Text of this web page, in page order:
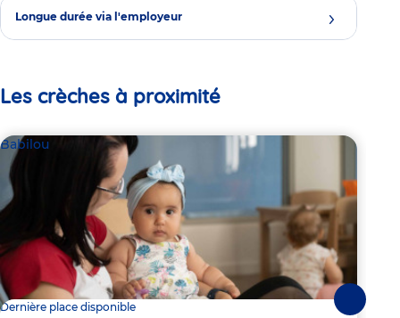
Longue durée via l'employeur
Les crèches à proximité
Babilou
Dernière place disponible